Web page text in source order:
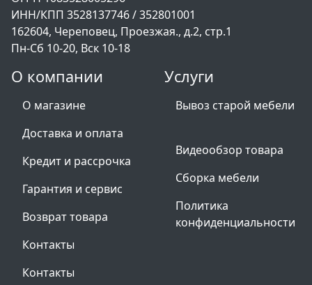
О компании
О магазине
Доставка и оплата
Кредит и рассрочка
Гарантия и сервис
Возврат товара
Контакты
Контакты
Услуги
Вывоз старой мебели
Видеообзор товара
Сборка мебели
Политика
конфиденциальности
ИНН/КПП 3528137746 / 352801001
162604, Череповец, Проезжая., д.2, стр.1
Пн-Сб 10-20, Вск 10-18